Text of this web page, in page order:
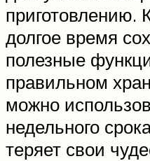
приготовлению.
долгое время
полезные
правильном
можно
недельного
теряет свои